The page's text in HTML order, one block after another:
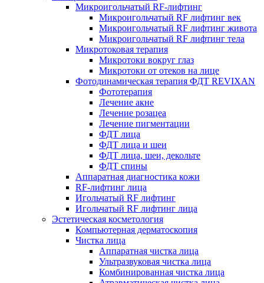
Микроигольчатый RF-лифтинг
Микроигольчатый RF лифтинг век
Микроигольчатый RF лифтинг живота
Микроигольчатый RF лифтинг тела
Микротоковая терапия
Микротоки вокруг глаз
Микротоки от отеков на лице
Фотодинамическая терапия ФДТ REVIXAN
Фототерапия
Лечение акне
Лечение розацеа
Лечение пигментации
ФДТ лица
ФДТ лица и шеи
ФДТ лица, шеи, декольте
ФДТ спины
Аппаратная диагностика кожи
RF-лифтинг лица
Игольчатый RF лифтинг
Игольчатый RF лифтинг лица
Эстетическая косметология
Компьютерная дерматоскопия
Чистка лица
Аппаратная чистка лица
Ультразвуковая чистка лица
Комбинированная чистка лица